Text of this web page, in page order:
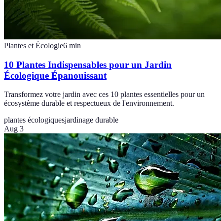
Plantes et Écologie6 min
10 Plantes Indispensables pour un Jardin
Écologique Épanouissant
Transformez votre jardin avec ces 10 plantes essentielles pour un
écosystème durable et respectueux de l'environnement.
plantes écologiquesjardinage durable
Aug 3